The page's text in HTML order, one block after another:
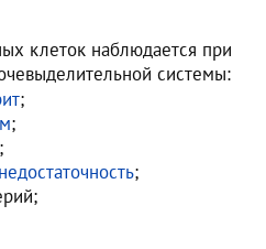
клеток наблюдается при
системы:
;
;
;
;